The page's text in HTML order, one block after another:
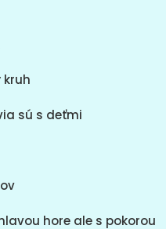
sú s deťmi
hore ale s pokorou